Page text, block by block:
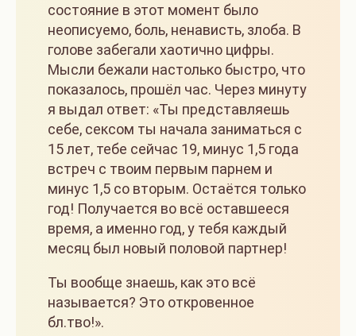
состояние в этот момент было
неописуемо, боль, ненависть, злоба. В
голове забегали хаотично цифры.
Мысли бежали настолько быстро, что
показалось, прошёл час. Через минуту
я выдал ответ: «Ты представляешь
себе, сексом ты начала заниматься с
15 лет, тебе сейчас 19, минус 1,5 года
встреч с твоим первым парнем и
минус 1,5 со вторым. Остаётся только
год! Получается во всё оставшееся
время, а именно год, у тебя каждый
месяц был новый половой партнер!
Ты вообще знаешь, как это всё
называется? Это откровенное
бл.тво!».